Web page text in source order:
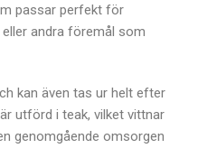
passar perfekt för
andra föremål som
kan även tas ur helt efter
utförd i teak, vilket vittnar
genomgående omsorgen